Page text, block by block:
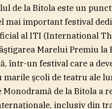
de la Bitola este un
mai important festival
al ITI (International
Marelui Premiu
într-un festival care a
şcoli de teatru ale
de la Bitola a
inclusiv din